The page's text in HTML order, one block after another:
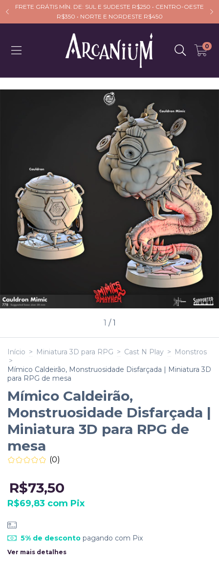
FRETE GRÁTIS MÍN. DE: SUL E SUDESTE R$250 • CENTRO-OESTE
R$350 • NORTE E NORDESTE R$450
0
1 /1
Início > Miniatura 3D para RPG > Cast N Play > Monstros
>
Mímico Caldeirão, Monstruosidade Disfarçada | Miniatura 3D
para RPG de mesa
Mímico Caldeirão,
Monstruosidade Disfarçada |
Miniatura 3D para RPG de
mesa
(0)
R$73,50
R$69,83 com Pix
5% de descontopagando com Pix
Ver mais detalhes